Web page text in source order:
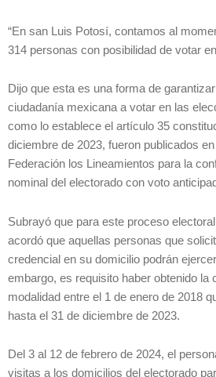
“En san Luis Potosí, contamos al
314 personas con posibilidad de votar
Dijo que esta es una forma de
ciudadanía mexicana a votar en las
como lo establece el artículo 35
diciembre de 2023, fueron publicados
Federación los Lineamientos para la
nominal del electorado con voto
Subrayó que para este proceso
acordó que aquellas personas que
credencial en su domicilio podrán
embargo, es requisito haber obtenido la
modalidad entre el 1 de enero de 2018
hasta el 31 de diciembre de 2023.
Del 3 al 12 de febrero de 2024, el
visitas a los domicilios del electorado